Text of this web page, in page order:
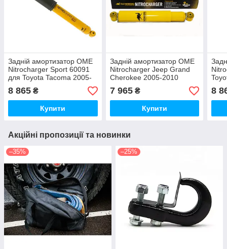
Задній амортизатор OME
Nitrocharger Sport 60091
для Toyota Tacoma 2005-
2015
8 865 ₴
Купити
Задній амортизатор OME
Nitrocharger Jeep Grand
Cherokee 2005-2010
7 965₴
Купити
8
Акційні пропозиції та новинки
–35% –25%